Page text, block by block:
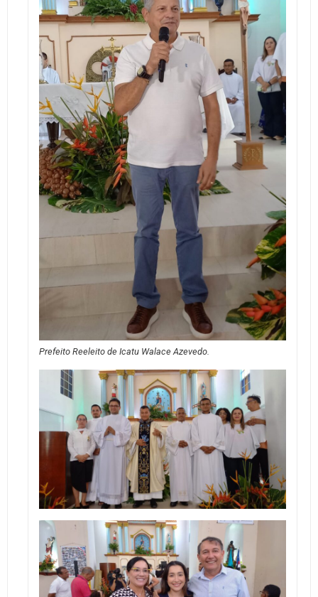
Prefeito Reeleito de Icatu Walace Azevedo.